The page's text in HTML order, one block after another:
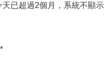
已超過2個月，系統不顯示